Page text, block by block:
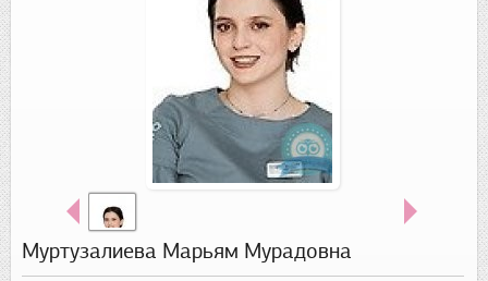
Муртузалиева Марьям Мурадовна